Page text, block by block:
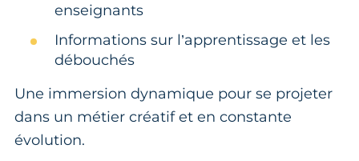
enseignants
Informations sur l’apprentissage et les
débouchés
Une immersion dynamique pour se projeter
dans un métier créatif et en constante
évolution.